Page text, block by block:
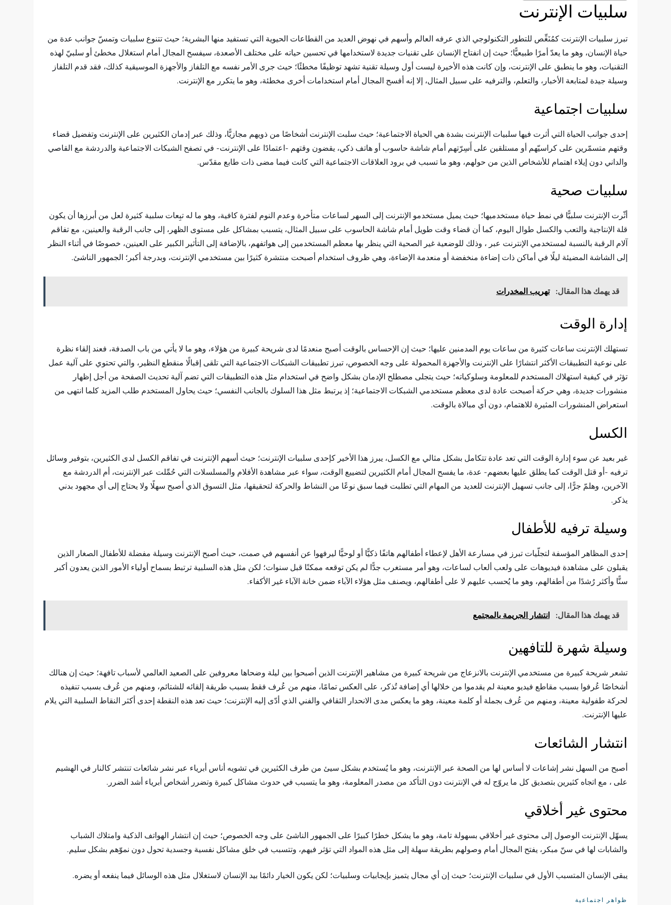
سلبيات الإنترنت
تبرز سلبيات الإنترنت كمُنَغِّص للتطور التكنولوجي الذي عرفه العالم وأسهم في نهوض العديد من القطاعات الحيوية التي تستفيد منها البشرية؛ حيث تتنوع سلبيات وتمسّ جوانب عدة من
حياة الإنسان، وهو ما يعدّ أمرًا طبيعيًّا؛ حيث إن انفتاح الإنسان على تقنيات جديدة لاستخدامها في تحسين حياته على مختلف الأصعدة، سيفسح المجال أمام استغلال مخطئ أو سلبيّ لهذه
التقنيات، وهو ما ينطبق على الإنترنت، وإن كانت هذه الأخيرة ليست أول وسيلة تقنية تشهد توظيفًا مخطئًا؛ حيث جرى الأمر نفسه مع التلفاز والأجهزة الموسيقية كذلك، فقد قدم التلفاز
وسيلة جيدة لمتابعة الأخبار، والتعلم، والترفيه على سبيل المثال، إلا إنه أفسح المجال أمام استخدامات أخرى مخطئة، وهو ما يتكرر مع الإنترنت.
سلبيات اجتماعية
إحدى جوانب الحياة التي أثرت فيها سلبيات الإنترنت بشدة هي الحياة الاجتماعية؛ حيث سلبت الإنترنت أشخاصًا من ذويهم مجازيًّا، وذلك عبر إدمان الكثيرين على الإنترنت وتفضيل قضاء
وقتهم متسمّرين على كراسيّهم أو مستلقين على أَسِرّتهم أمام شاشة حاسوب أو هاتف ذكي، يقضون وقتهم -اعتمادًا على الإنترنت- في تصفح الشبكات الاجتماعية والدردشة مع القاصي
والداني دون إيلاء اهتمام للأشخاص الذين من حولهم، وهو ما تسبب في برود العلاقات الاجتماعية التي كانت فيما مضى ذات طابع مقدّس.
سلبيات صحية
أثّرت الإنترنت سلبيًّا في نمط حياة مستخدميها؛ حيث يميل مستخدمو الإنترنت إلى السهر لساعات متأخرة وعدم النوم لفترة كافية، وهو ما له تبِعات سلبية كثيرة لعل من أبرزها أن يكون
قلة الإنتاجية والتعب والكسل طوال اليوم، كما أن قضاء وقت طويل أمام شاشة الحاسوب على سبيل المثال، يتسبب بمشاكل على مستوى الظهر، إلى جانب الرقبة والعينين، مع تفاقم
آلام الرقبة بالنسبة لمستخدمي الإنترنت عبر ، وذلك للوضعية غير الصحية التي ينظر بها معظم المستخدمين إلى هواتفهم، بالإضافة إلى التأثير الكبير على العينين، خصوصًا في أثناء النظر
إلى الشاشة المضيئة ليلًا في أماكن ذات إضاءة منخفضة أو منعدمة الإضاءة، وهي ظروف استخدام أصبحت منتشرة كثيرًا بين مستخدمي الإنترنت، وبدرجة أكبر؛ الجمهور الناشئ.
قد يهمك هذا المقال: تهريب المخدرات
إدارة الوقت
تستهلك الإنترنت ساعات كثيرة من ساعات يوم المدمنين عليها؛ حيث إن الإحساس بالوقت أصبح منعدمًا لدى شريحة كبيرة من هؤلاء، وهو ما لا يأتي من باب الصدفة، فعند إلقاء نظرة
على نوعية التطبيقات الأكثر انتشارًا على الإنترنت والأجهزة المحمولة على وجه الخصوص، تبرز تطبيقات الشبكات الاجتماعية التي تلقى إقبالًا منقطع النظير، والتي تحتوي على آلية عمل
تؤثر في كيفية استهلاك المستخدم للمعلومة وسلوكياته؛ حيث يتجلى مصطلح الإدمان بشكل واضح في استخدام مثل هذه التطبيقات التي تضم آلية تحديث الصفحة من أجل إظهار
منشورات جديدة، وهي حركة أصبحت عادة لدى معظم مستخدمي الشبكات الاجتماعية؛ إذ يرتبط مثل هذا السلوك بالجانب النفسي؛ حيث يحاول المستخدم طلب المزيد كلما انتهى من
استعراض المنشورات المثيرة للاهتمام، دون أي مبالاة بالوقت.
الكسل
غير بعيد عن سوء إدارة الوقت التي تعد عادة تتكامل بشكل مثالي مع الكسل، يبرز هذا الأخير كإحدى سلبيات الإنترنت؛ حيث أسهم الإنترنت في تفاقم الكسل لدى الكثيرين، بتوفير وسائل
ترفيه -أو قتل الوقت كما يطلق عليها بعضهم- عدة، ما يفسح المجال أمام الكثيرين لتضييع الوقت، سواء عبر مشاهدة الأفلام والمسلسلات التي حُمِّلت عبر الإنترنت، أم الدردشة مع
الآخرين، وهلمّ جرًّا، إلى جانب تسهيل الإنترنت للعديد من المهام التي تطلبت فيما سبق نوعًا من النشاط والحركة لتحقيقها، مثل التسوق الذي أصبح سهلًا ولا يحتاج إلى أي مجهود بدني
يذكر.
وسيلة ترفيه للأطفال
إحدى المظاهر المؤسفة لتجلّيات تبرز في مسارعة الأهل لإعطاء أطفالهم هاتفًا ذكيًّا أو لوحيًّا ليرفهوا عن أنفسهم في صمت، حيث أصبح الإنترنت وسيلة مفضلة للأطفال الصغار الذين
يقبلون على مشاهدة فيديوهات على ولعب ألعاب لساعات، وهو أمر مستغرب جدًّا لم يكن توقعه ممكنًا قبل سنوات؛ لكن مثل هذه السلبية ترتبط بسماح أولياء الأمور الذين يعدون أكبر
سنًّا وأكثر رُشدًا من أطفالهم، وهو ما يُحسب عليهم لا على أطفالهم، ويصنف مثل هؤلاء الآباء ضمن خانة الآباء غير الأكفاء.
قد يهمك هذا المقال: انتشار الجريمة بالمجتمع
وسيلة شهرة للتافهين
تشعر شريحة كبيرة من مستخدمي الإنترنت بالانزعاج من شريحة كبيرة من مشاهير الإنترنت الذين أصبحوا بين ليلة وضحاها معروفين على الصعيد العالمي لأسباب تافهة؛ حيث إن هنالك
أشخاصًا عُرفوا بسبب مقاطع فيديو معينة لم يقدموا من خلالها أي إضافة تُذكر، على العكس تمامًا، منهم من عُرف فقط بسبب طريقة إلقائه للشتائم، ومنهم من عُرف بسبب تنفيذه
لحركة طفولية معينة، ومنهم من عُرف بجملة أو كلمة معينة، وهو ما يعكس مدى الانحدار الثقافي والفني الذي أدّى إليه الإنترنت؛ حيث تعد هذه النقطة إحدى أكثر النقاط السلبية التي يلام
عليها الإنترنت.
انتشار الشائعات
أصبح من السهل نشر إشاعات لا أساس لها من الصحة عبر الإنترنت، وهو ما يُستخدم بشكل سيئ من طرف الكثيرين في تشويه أناس أبرياء عبر نشر شائعات تنتشر كالنار في الهشيم
على ، مع اتجاه كثيرين بتصديق كل ما يروّج له في الإنترنت دون التأكد من مصدر المعلومة، وهو ما يتسبب في حدوث مشاكل كبيرة وتضرر أشخاص أبرياء أشد الضرر.
محتوى غير أخلاقي
يسهّل الإنترنت الوصول إلى محتوى غير أخلاقي بسهولة تامة، وهو ما يشكل خطرًا كبيرًا على الجمهور الناشئ على وجه الخصوص؛ حيث إن انتشار الهواتف الذكية وامتلاك الشباب
والشابات لها في سنّ مبكر، يفتح المجال أمام وصولهم بطريقة سهلة إلى مثل هذه المواد التي تؤثر فيهم، وتتسبب في خلق مشاكل نفسية وجسدية تحول دون نموّهم بشكل سليم.
يبقى الإنسان المتسبب الأول في سلبيات الإنترنت؛ حيث إن أي مجال يتميز بإيجابيات وسلبيات؛ لكن يكون الخيار دائمًا بيد الإنسان لاستغلال مثل هذه الوسائل فيما ينفعه أو يضره.
ظواهر اجتماعية